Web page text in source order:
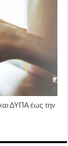
ΔΥΠΑ έως την